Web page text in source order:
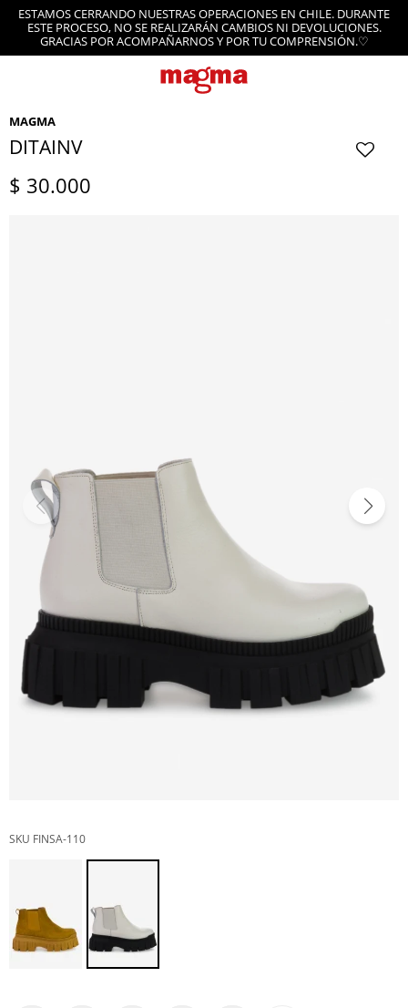
ESTAMOS CERRANDO NUESTRAS OPERACIONES EN CHILE. DURANTE
ESTE PROCESO, NO SE REALIZARÁN CAMBIOS NI DEVOLUCIONES.
GRACIAS POR ACOMPAÑARNOS Y POR TU COMPRENSIÓN.♡
MAGMA
DITAINV
$ 30.000
FINSA-110